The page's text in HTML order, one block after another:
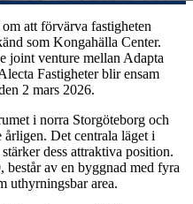
att förvärva fastigheten
som Kongahälla Center.
joint venture mellan Adapta
Fastigheter blir ensam
2 mars 2026.
i norra Storgöteborg och
Det centrala läget i
dess attraktiva position.
består av en byggnad med fyra
uthyrningsbar area.